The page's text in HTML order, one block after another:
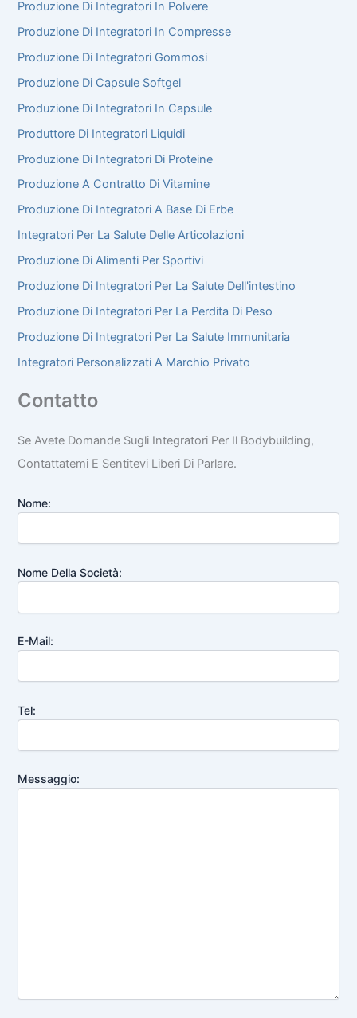
Produzione Di Integratori In Polvere
Produzione Di Integratori In Compresse
Produzione Di Integratori Gommosi
Produzione Di Capsule Softgel
Produzione Di Integratori In Capsule
Produttore Di Integratori Liquidi
Produzione Di Integratori Di Proteine
Produzione A Contratto Di Vitamine
Produzione Di Integratori A Base Di Erbe
Integratori Per La Salute Delle Articolazioni
Produzione Di Alimenti Per Sportivi
Produzione Di Integratori Per La Salute Dell'intestino
Produzione Di Integratori Per La Perdita Di Peso
Produzione Di Integratori Per La Salute Immunitaria
Integratori Personalizzati A Marchio Privato
Contatto
Se Avete Domande Sugli Integratori Per Il Bodybuilding,
Contattatemi E Sentitevi Liberi Di Parlare.
Nome:
Nome Della Società:
E-Mail:
Tel:
Messaggio: